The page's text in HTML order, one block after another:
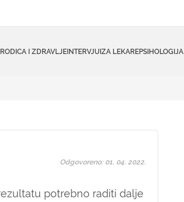
I ZDRAVLJEINTERVJUIZA LEKAREPSIHOLOGIJA
potrebno raditi dalje
Odgovoreno: 01. 04. 2022.